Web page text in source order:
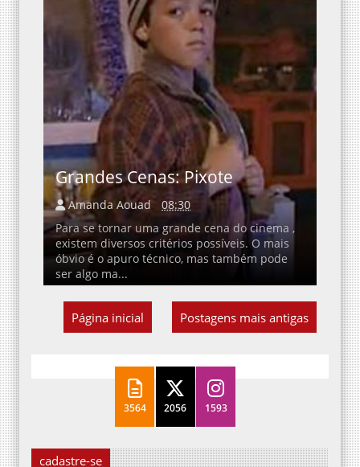
Grandes Cenas: Pixote
Amanda Aouad
08:30
Para se tornar uma grande cena do cinema ,
existem diversos critérios possíveis. O mais
óbvio é o apuro técnico, mas também pode
ser algo ma...
Postagens mais antigas
Página inicial
3564 2056 1593
cadastre-se